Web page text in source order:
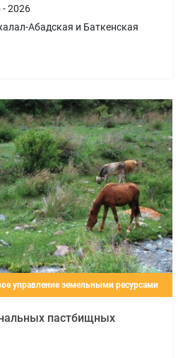
- 2026
Абадская и Баткенская
управление земельными ресурсами
пастбищных